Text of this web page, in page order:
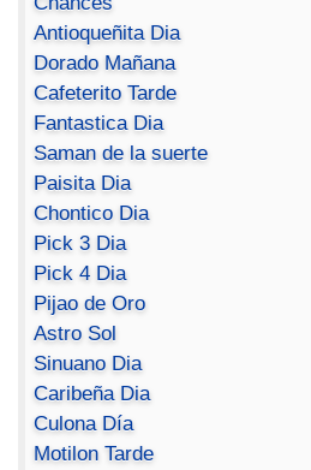
Antioqueñita Dia
Dorado Mañana
Cafeterito Tarde
Fantastica Dia
Saman de la suerte
Paisita Dia
Chontico Dia
Pick 3 Dia
Pick 4 Dia
Pijao de Oro
Astro Sol
Sinuano Dia
Caribeña Dia
Culona Día
Motilon Tarde